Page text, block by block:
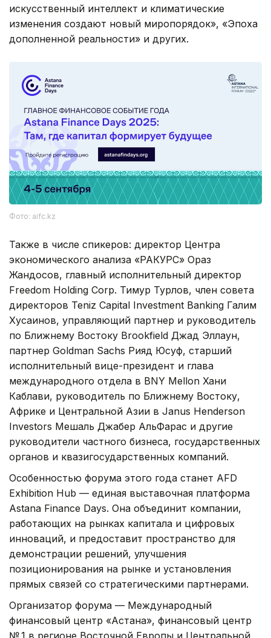
искусственный интеллект и климатические
изменения создают новый миропорядок», «Эпоха
дополненной реальности» и других.
Фото: aifc.kz
Также в числе спикеров: директор Центра
экономического анализа «РАКУРС» Ораз
Жандосов, главный исполнительный директор
Freedom Holding Corp. Тимур Турлов, член совета
директоров Teniz Capital Investment Banking Галим
Хусаинов, управляющий партнер и руководитель
по Ближнему Востоку Brookfield Джад Эллаун,
партнер Goldman Sachs Рияд Юсуф, старший
исполнительный вице-президент и глава
международного отдела в BNY Mellon Хани
Каблави, руководитель по Ближнему Востоку,
Африке и Центральной Азии в Janus Henderson
Investors Мешаль Джабер АльФарас и другие
руководители частного бизнеса, государственных
органов и квазигосударственных компаний.
Особенностью форума этого года станет AFD
Exhibition Hub — единая выставочная платформа
Astana Finance Days. Она объединит компании,
работающих на рынках капитала и цифровых
инноваций, и предоставит пространство для
демонстрации решений, улучшения
позиционирования на рынке и установления
прямых связей со стратегическими партнерами.
Организатор форума — Международный
финансовый центр «Астана», финансовый центр
№ 1 в регионе Восточной Европы и Центральной